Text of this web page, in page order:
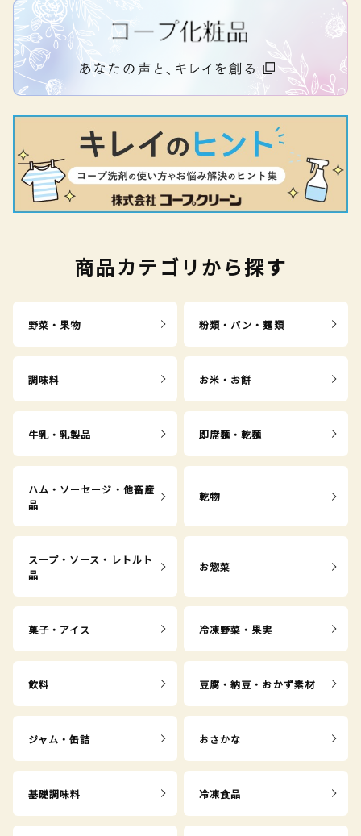
商品カテゴリから探す
野菜・果物 粉類・パン・麺類
調味料 お米・お餅
牛乳・乳製品 即席麺・乾麺
ハム・ソーセージ・他畜産
品
乾物
スープ・ソース・レトルト
品
お惣菜
菓子・アイス 冷凍野菜・果実
飲料 豆腐・納豆・おかず素材
ジャム・缶詰 おさかな
基礎調味料 冷凍食品